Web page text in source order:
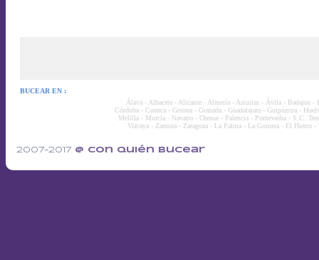
BUCEAR EN :
Álava- Albacete- Alicante- Almería- Asturias- Ávila- Badajoz-
Córdoba- Cuenca- Gerona- Granada- Guadalajara- Guipúzcoa-
Melilla- Murcia- Navarra- Orense- Palencia- Pontevedra- S.C.
Vizcaya- Zamora- Zaragoza- La Palma- La Gomera- El Hierro-
2007-2017 @ con quién bucear